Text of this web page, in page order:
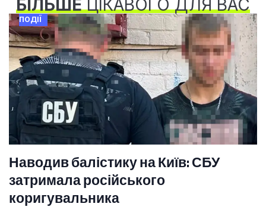
БІЛЬШЕЦІКАВОГО ДЛЯ ВАС
ПОДІЇ
Наводив балістику на Київ: СБУ
затримала російського
коригувальника